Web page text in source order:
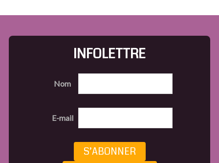
INFOLETTRE
Nom
E-mail
S’ABONNER